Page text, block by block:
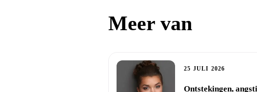
Meer van
25 JULI 2026
Ontstekingen,